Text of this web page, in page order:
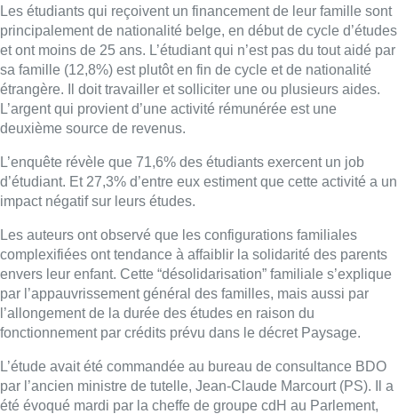
Les étudiants qui reçoivent un financement de leur famille sont
principalement de nationalité belge, en début de cycle d’études
et ont moins de 25 ans. L’étudiant qui n’est pas du tout aidé par
sa famille (12,8%) est plutôt en fin de cycle et de nationalité
étrangère. Il doit travailler et solliciter une ou plusieurs aides.
L’argent qui provient d’une activité rémunérée est une
deuxième source de revenus.
L’enquête révèle que 71,6% des étudiants exercent un job
d’étudiant. Et 27,3% d’entre eux estiment que cette activité a un
impact négatif sur leurs études.
Les auteurs ont observé que les configurations familiales
complexifiées ont tendance à affaiblir la solidarité des parents
envers leur enfant. Cette “désolidarisation” familiale s’explique
par l’appauvrissement général des familles, mais aussi par
l’allongement de la durée des études en raison du
fonctionnement par crédits prévu dans le décret Paysage.
L’étude avait été commandée au bureau de consultance BDO
par l’ancien ministre de tutelle, Jean-Claude Marcourt (PS). Il a
été évoqué mardi par la cheffe de groupe cdH au Parlement,